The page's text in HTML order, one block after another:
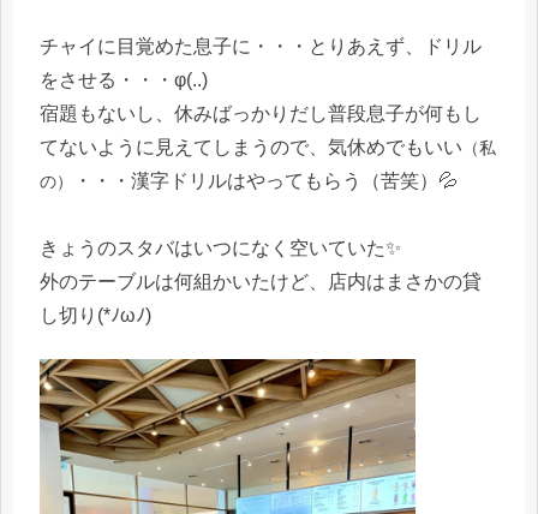
チャイに目覚めた息子に・・・とりあえず、ドリル
をさせる・・・φ(..)
宿題もないし、休みばっかりだし普段息子が何もし
てないように見えてしまうので、気休めでもいい （私
の）
・・・漢字ドリルはやってもらう（苦笑）💦
きょうのスタバはいつになく空いていた✨
外のテーブルは何組かいたけど、店内はまさかの貸
し切り(*ﾉωﾉ)